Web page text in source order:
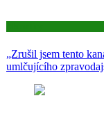
„Zrušil jsem tento
umlčujícího